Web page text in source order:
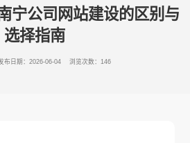
宁公司网站建设的区别与
选择指南
布日期：2026-06-04 浏览次数：146